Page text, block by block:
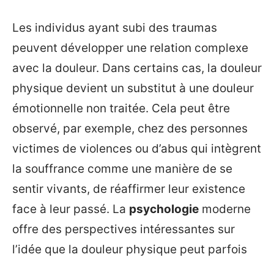
Les individus ayant subi des traumas
peuvent développer une relation complexe
avec la douleur. Dans certains cas, la douleur
physique devient un substitut à une douleur
émotionnelle non traitée. Cela peut être
observé, par exemple, chez des personnes
victimes de violences ou d’abus qui intègrent
la souffrance comme une manière de se
sentir vivants, de réaffirmer leur existence
face à leur passé. La psychologie moderne
offre des perspectives intéressantes sur
l’idée que la douleur physique peut parfois